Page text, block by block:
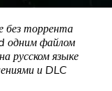
без торрента
одним файлом
русском языке
и DLC